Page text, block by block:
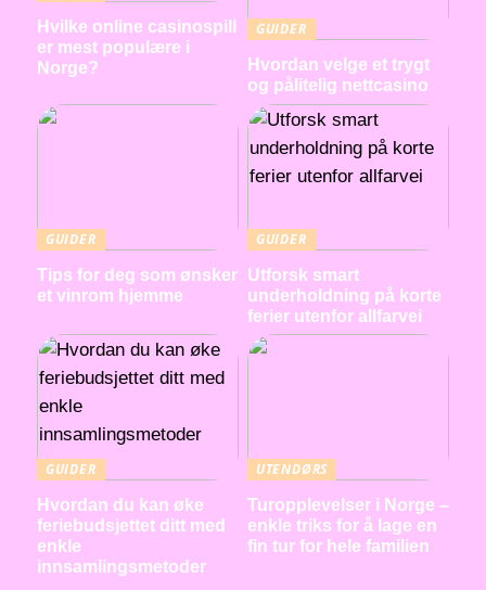
Hvilke online casinospill
er mest populære i
Norge?
GUIDER
Hvordan velge et trygt
og pålitelig nettcasino
GUIDER
Tips for deg som ønsker
et vinrom hjemme
GUIDER
Utforsk smart
underholdning på korte
ferier utenfor allfarvei
GUIDER
Hvordan du kan øke
feriebudsjettet ditt med
enkle
innsamlingsmetoder
UTENDØRS
Turopplevelser i Norge –
enkle triks for å lage en
fin tur for hele familien